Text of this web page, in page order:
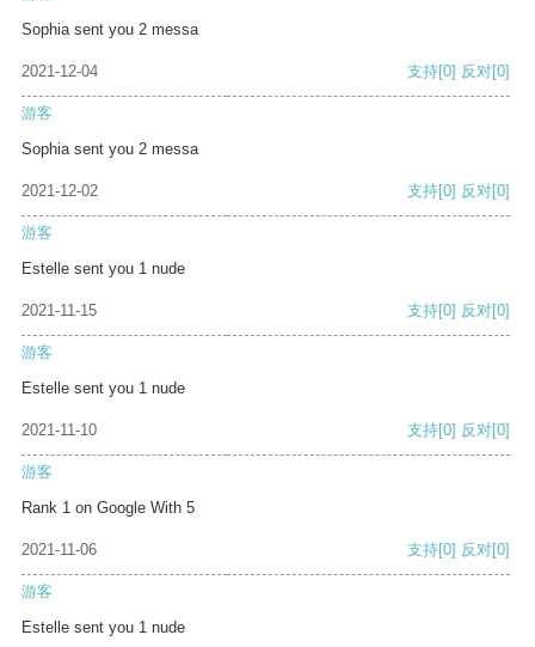
Sophia sent you 2 messa
2021-12-04 支持[0] 反对[0]
游客
Sophia sent you 2 messa
2021-12-02 支持[0] 反对[0]
游客
Estelle sent you 1 nude
2021-11-15 支持[0] 反对[0]
游客
Estelle sent you 1 nude
2021-11-10 支持[0] 反对[0]
游客
Rank 1 on Google With 5
2021-11-06 支持[0] 反对[0]
游客
Estelle sent you 1 nude